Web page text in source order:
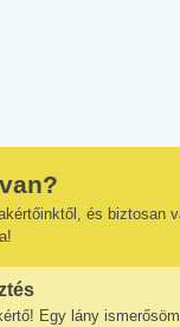
és biztosan
Egy lány